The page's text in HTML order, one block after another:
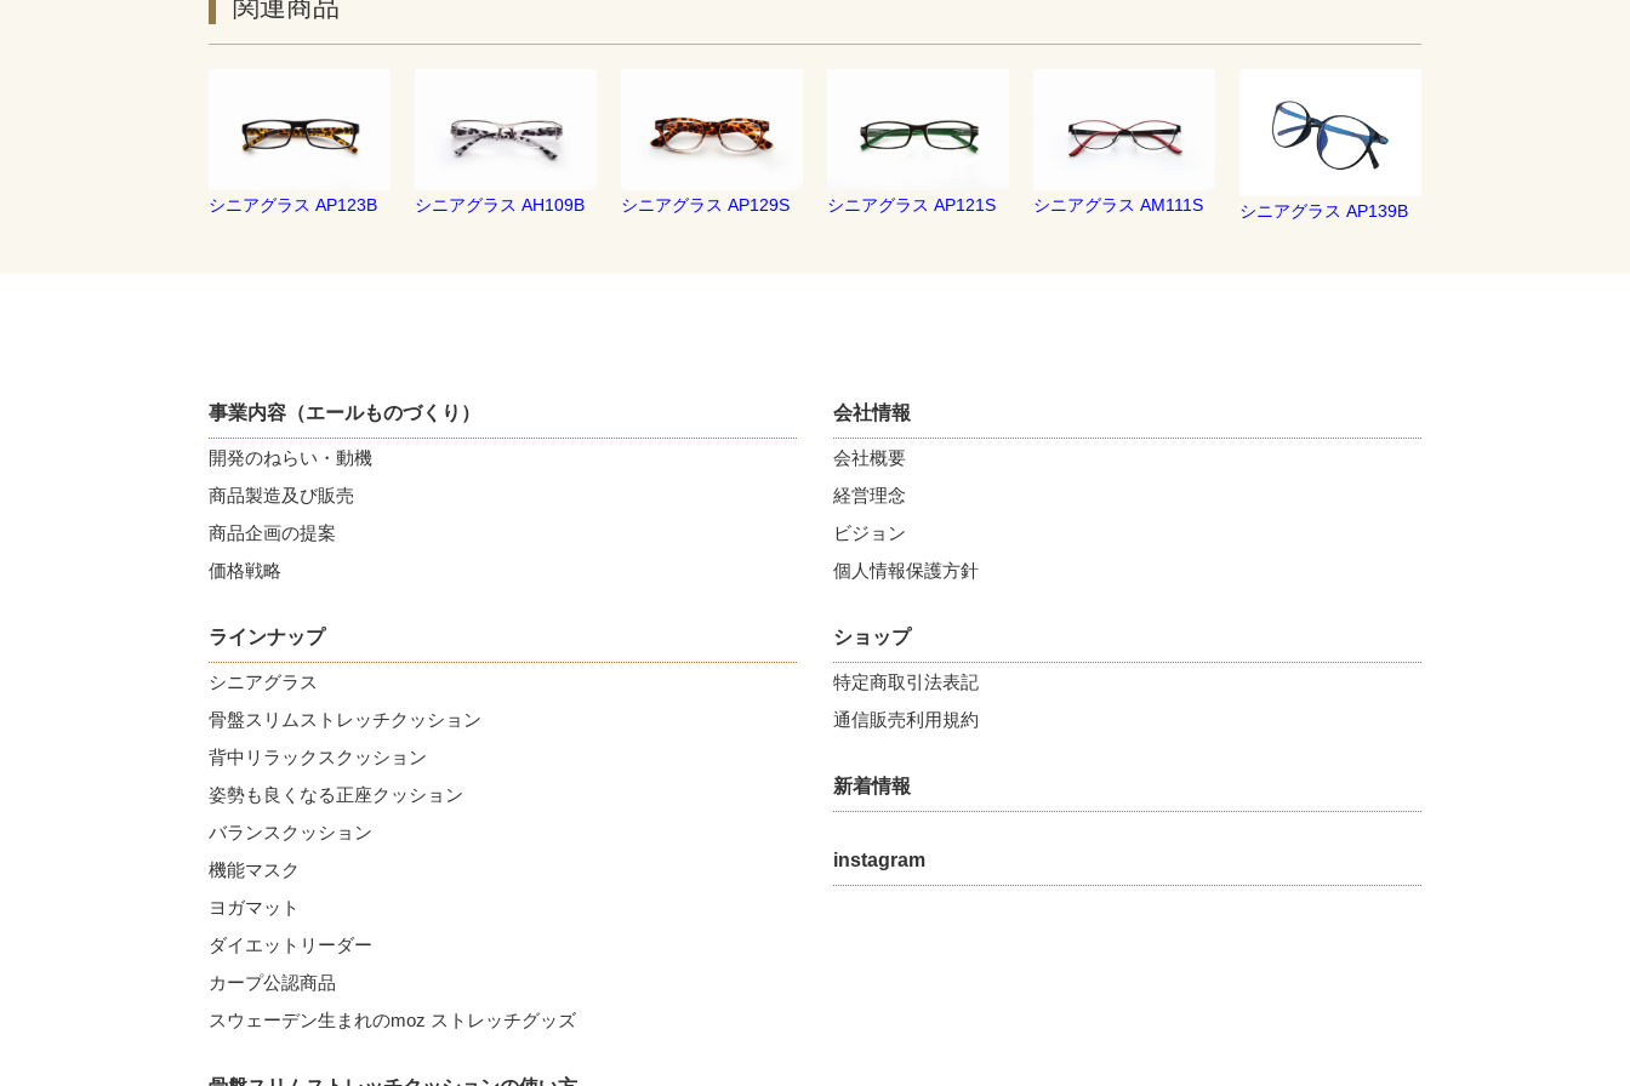
関連商品
シニアグラス AP123B シニアグラス AH109B シニアグラス AP129S シニアグラス AP121S シニアグラス AM111S シニアグラス AP139B
事業内容（エールものづくり）
開発のねらい・動機
商品製造及び販売
商品企画の提案
価格戦略
ラインナップ
シニアグラス
骨盤スリムストレッチクッション
背中リラックスクッション
姿勢も良くなる正座クッション
バランスクッション
機能マスク
ヨガマット
ダイエットリーダー
カープ公認商品
スウェーデン生まれのmoz ストレッチグッズ
会社情報
会社概要
経営理念
ビジョン
個人情報保護方針
ショップ
特定商取引法表記
通信販売利用規約
新着情報
instagram